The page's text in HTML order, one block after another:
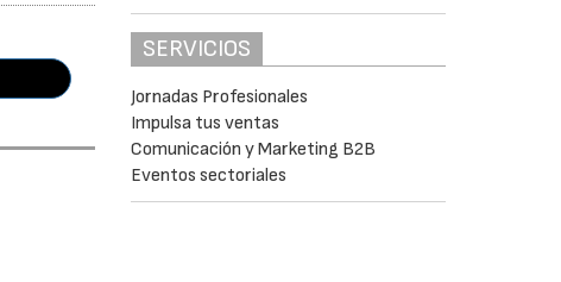
SERVICIOS
Jornadas Profesionales
Impulsa tus ventas
Comunicación y Marketing B2B
Eventos sectoriales